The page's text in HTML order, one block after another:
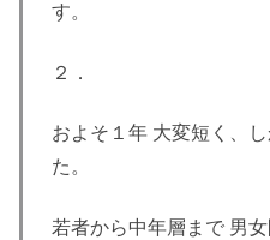
す。
２．
およそ１年 大変短く、
た。
若者から中年層まで 男